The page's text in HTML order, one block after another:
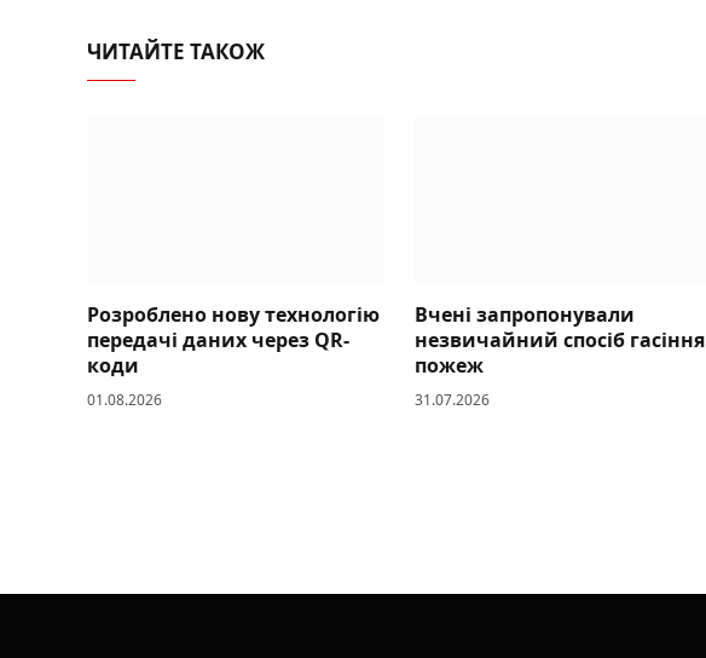
ЧИТАЙТЕ ТАКОЖ
Розроблено нову технологію
передачі даних через QR-
коди
01.08.2026
Вчені запропонували
незвичайний спосіб гасіння
пожеж
31.07.2026